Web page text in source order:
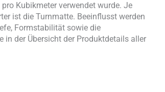
Kubikmeter verwendet wurde. Je
ist die Turnmatte. Beeinflusst werden
Formstabilität sowie die
der Übersicht der Produktdetails aller